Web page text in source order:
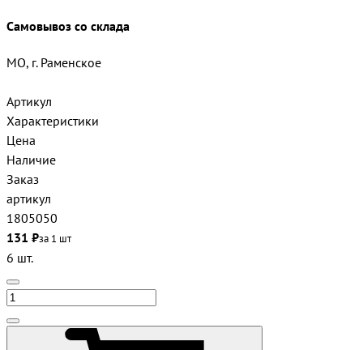
Самовывоз со склада
МО, г. Раменское
Артикул
Характеристики
Цена
Наличие
Заказ
артикул
1805050
131 ₽за 1 шт
6 шт.